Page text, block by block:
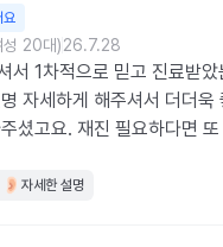
요
20대)26.7.28
서 1차적으로 믿고 진료받
자세하게 해주셔서 더더욱
셨고요. 재진 필요하다면
자세한 설명